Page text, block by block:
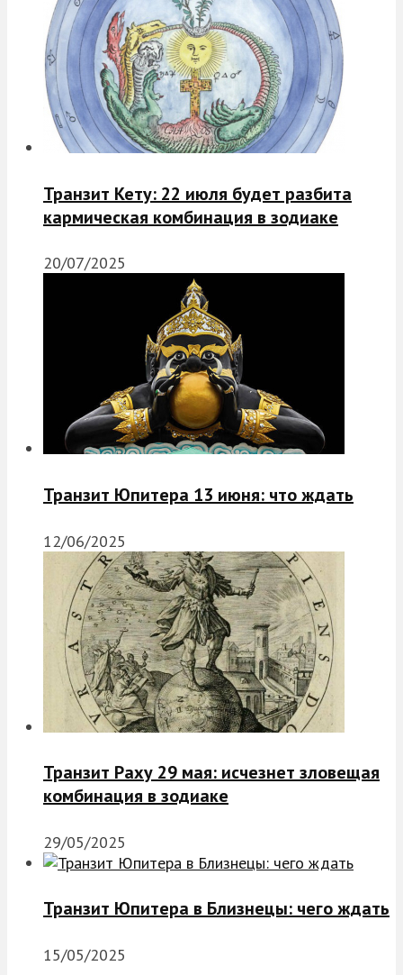
Транзит Кету: 22 июля будет разбита
кармическая комбинация в зодиаке
20/07/2025
Транзит Юпитера 13 июня: что ждать
12/06/2025
Транзит Раху 29 мая: исчезнет зловещая
комбинация в зодиаке
29/05/2025
Транзит Юпитера в Близнецы: чего ждать
15/05/2025